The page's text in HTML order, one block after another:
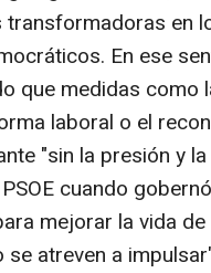
transformadoras en
En ese
que medidas como
laboral o el
"sin la presión y
cuando
mejorar la vida
atreven a